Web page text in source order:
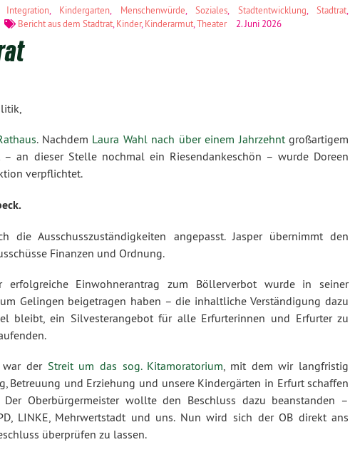
Integration, Kindergarten Menschenwürde ,Soziales Stadtentwicklung ,Stadtrat
Bericht aus dem Stadtrat Kinder, Kinderarmut Theater 2. Juni 2026
. Nachdem Laura Wahl nach über einem Jahrzehntgroßartigem
an dieser Stelle nochmal ein Riesendankeschön – wurde Doreen
verpflichtet.
Ausschusszuständigkeiten angepasst. Jasper übernimmt den
Finanzen und Ordnung.
Einwohnerantrag zum Böllerverbot wurde in seiner
Gelingen beigetragen haben – die inhaltliche Verständigung dazu
bleibt, ein Silvesterangebot für alle Erfurterinnen und Erfurter zu
war der Streit um das sog. Kitamoratorium, mit dem wir langfristig
Betreuung und Erziehung und unsere Kindergärten in Erfurt schaffen
Oberbürgermeister wollte den Beschluss dazu beanstanden –
LINKE, Mehrwertstadt und uns. Nun wird sich der OB direkt ans
überprüfen zu lassen.